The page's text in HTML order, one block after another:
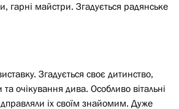
гарні майстри. Згадується радянське
Згадується своє дитинство,
очікування дива. Особливо вітальні
іх своїм знайомим. Дуже